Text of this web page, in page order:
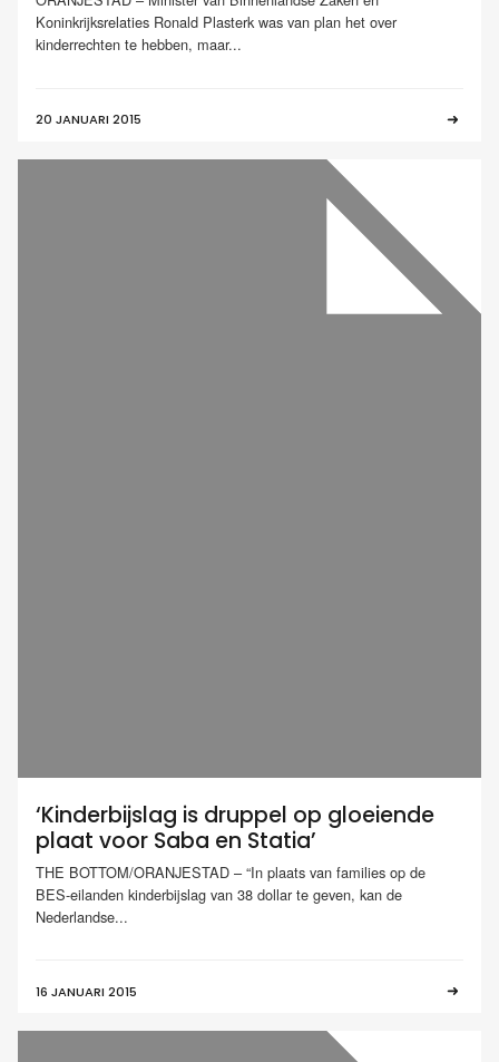
Koninkrijksrelaties Ronald Plasterk was van plan het over
kinderrechten te hebben, maar...
20 JANUARI 2015
‘Kinderbijslag is druppel op gloeiende
plaat voor Saba en Statia’
THE BOTTOM/ORANJESTAD – “In plaats van families op de
BES-eilanden kinderbijslag van 38 dollar te geven, kan de
Nederlandse...
16 JANUARI 2015